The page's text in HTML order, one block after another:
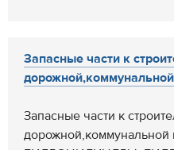
Запасные части к
Запасные части к
дорожной,коммунальной